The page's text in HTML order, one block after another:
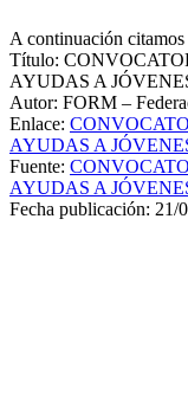
A continuación
Título:
AYUDAS A
Autor: FORM –
Enlace:
AYUDAS A
Fuente:
AYUDAS A
Fecha publicación: 21/